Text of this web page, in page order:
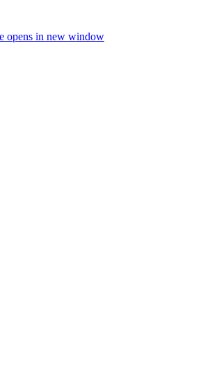
opens in new window